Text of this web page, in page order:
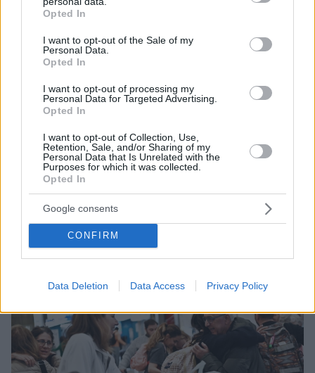
grant or deny consent to Google and its third-party tags to
use your data for below specified purposes in below Google
consent section.
Opted In
I want to opt-out of the Sale of my
Personal Data.
Opted In
I want to opt-out of processing my
Personal Data for Targeted Advertising.
Opted In
I want to opt-out of Collection, Use,
Retention, Sale, and/or Sharing of my
Personal Data that Is Unrelated with the
Purposes for which it was collected.
Opted In
Google consents
CONFIRM
Data Deletion Data Access Privacy Policy
Δείτε φωτογραφίες